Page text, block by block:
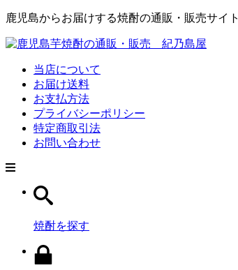
鹿児島からお届けする焼酎の通販・販売サイト
当店について
お届け送料
お支払方法
プライバシーポリシー
特定商取引法
お問い合わせ
焼酎を探す